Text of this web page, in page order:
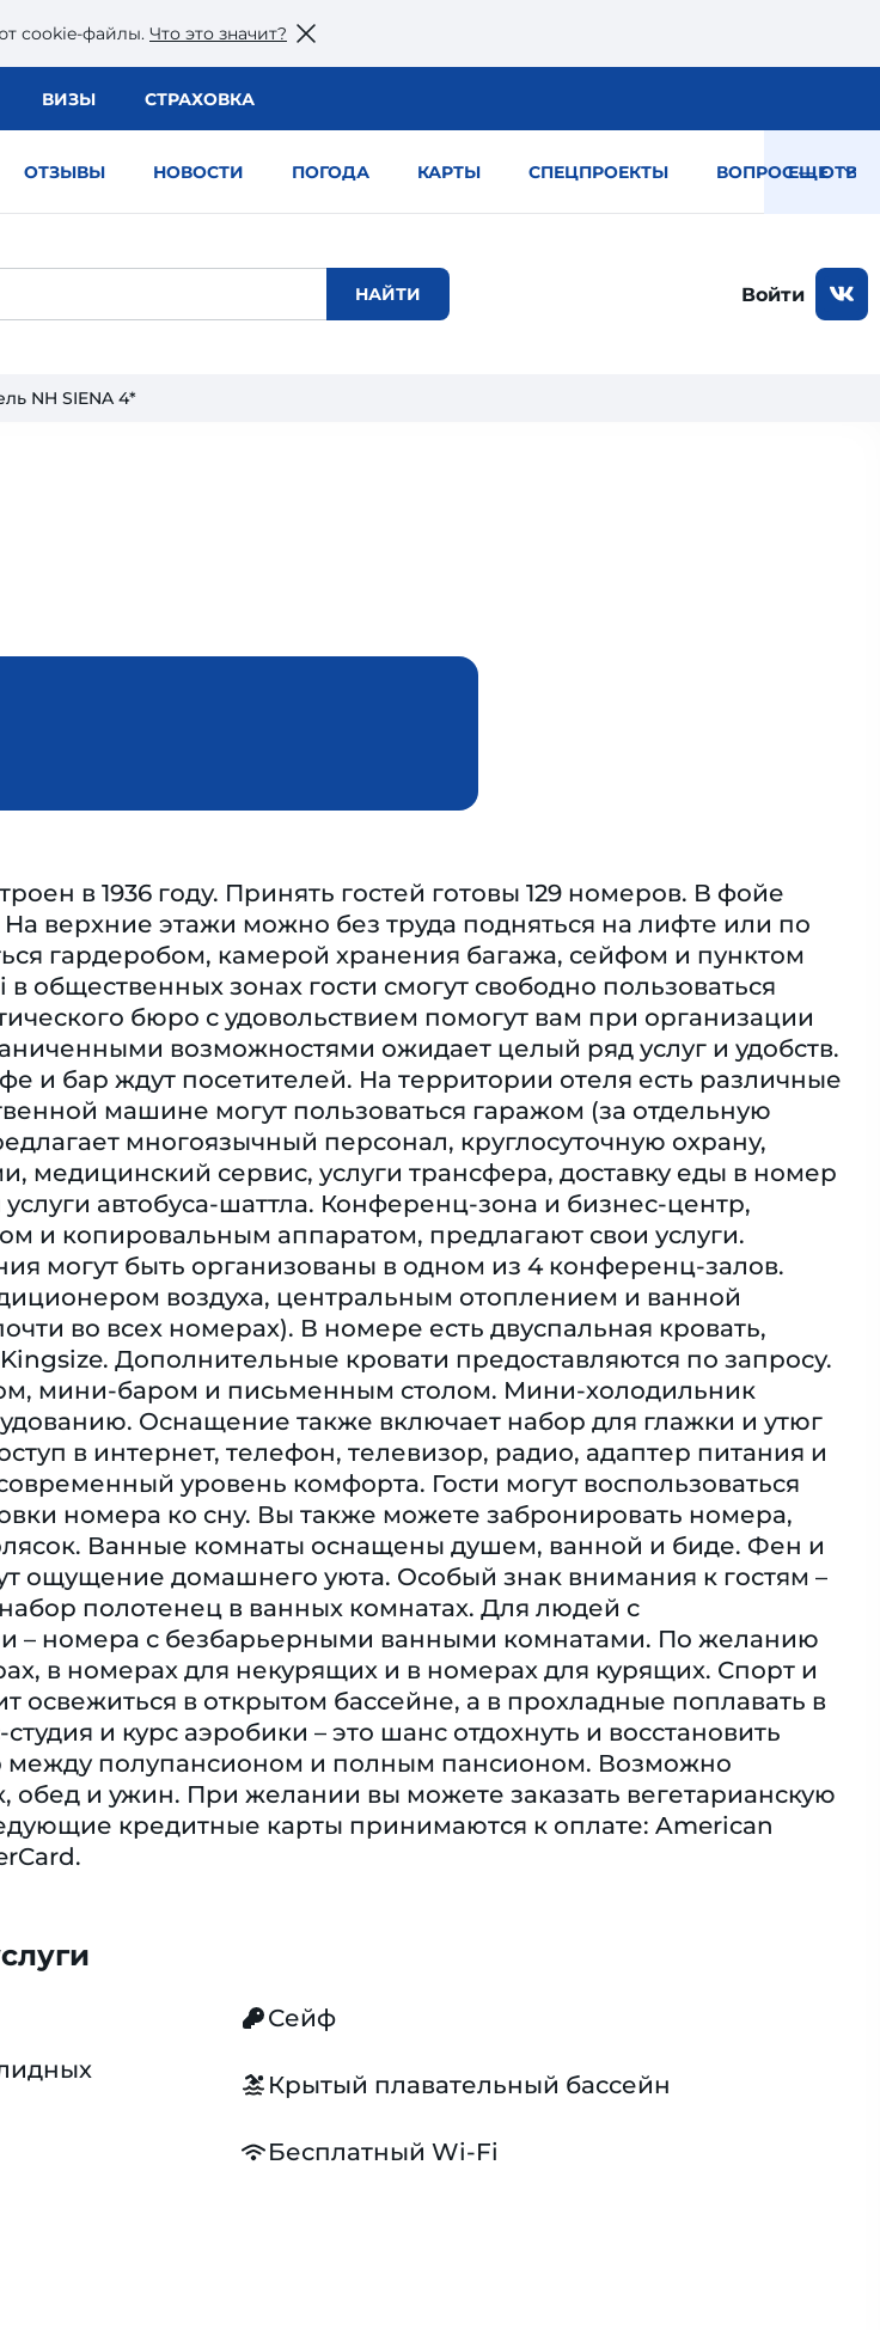
сookie-файлы. Что это значит?
ВИЗЫ СТРАХОВКА
ОТЗЫВЫ НОВОСТИ ПОГОДА КАРТЫ СПЕЦПРОЕКТЫ ВОПРОС — ОТВЕТ
ЕЩЕ
Войти
NH SIENA 4*
в 1936 году. Принять гостей готовы 129 номеров. В фойе
На верхние этажи можно без труда подняться на лифте или по
гардеробом, камерой хранения багажа, сейфом и пунктом
общественных зонах гости смогут свободно пользоваться
бюро с удовольствием помогут вам при организации
возможностями ожидает целый ряд услуг и удобств.
и бар ждут посетителей. На территории отеля есть различные
машине могут пользоваться гаражом (за отдельную
многоязычный персонал, круглосуточную охрану,
медицинский сервис, услуги трансфера, доставку еды в номер
автобуса-шаттла. Конференц-зона и бизнес-центр,
и копировальным аппаратом, предлагают свои услуги.
могут быть организованы в одном из 4 конференц-залов.
воздуха, центральным отоплением и ванной
во всех номерах). В номере есть двуспальная кровать,
Дополнительные кровати предоставляются по запросу.
мини-баром и письменным столом. Мини-холодильник
Оснащение также включает набор для глажки и утюг
в интернет, телефон, телевизор, радио, адаптер питания и
уровень комфорта. Гости могут воспользоваться
номера ко сну. Вы также можете забронировать номера,
Ванные комнаты оснащены душем, ванной и биде. Фен и
ощущение домашнего уюта. Особый знак внимания к гостям –
полотенец в ванных комнатах. Для людей с
– номера с безбарьерными ванными комнатами. По желанию
в номерах для некурящих и в номерах для курящих. Спорт и
освежиться в открытом бассейне, а в прохладные поплавать в
и курс аэробики – это шанс отдохнуть и восстановить
между полупансионом и полным пансионом. Возможно
обед и ужин. При желании вы можете заказать вегетарианскую
кредитные карты принимаются к оплате: American
Сейф
Крытый плавательный бассейн
Бесплатный Wi-Fi